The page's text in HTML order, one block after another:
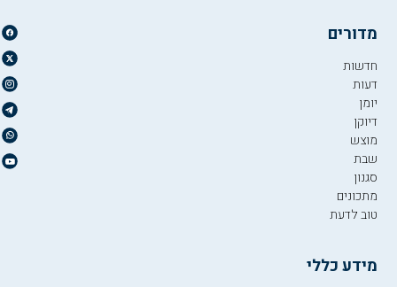
מדורים
חדשות
דעות
יומן
דיוקן
מוצש
שבת
סגנון
מתכונים
טוב לדעת
מידע כללי